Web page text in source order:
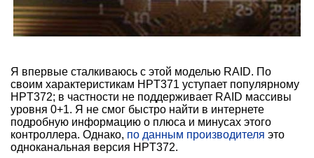
Я впервые сталкиваюсь с этой моделью RAID. По
своим характеристикам HPT371 уступает популярному
HPT372; в частности не поддерживает RAID массивы
уровня 0+1. Я не смог быстро найти в интернете
подробную информацию о плюса и минусах этого
контроллера. Однако, по данным производителя это
одноканальная версия HPT372.